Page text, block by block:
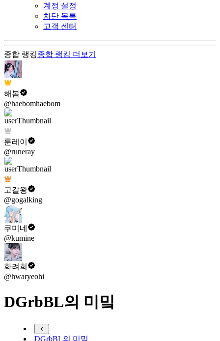
계정 설정
차단 목록
고객 센터
종합 랭킹종합 랭킹 더보기
해봄
@haebomhaebom
룬레이
@runeray
고갈왕
@gogalking
쿠미네
@kumine
화려희
@hwaryeohi
DGrbBL의 미밐
DGrbBL의 미밐